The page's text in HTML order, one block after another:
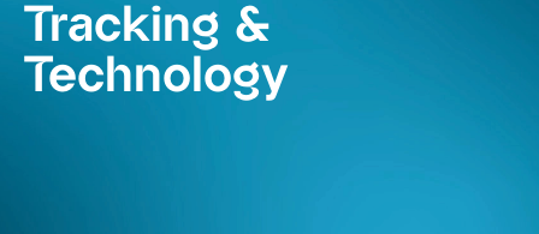
Tracking &
Technology